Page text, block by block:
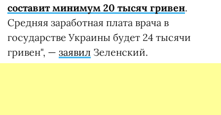
составит минимум 20 тысяч гривен.
Средняя заработная плата врача в
государстве Украины будет 24 тысячи
гривен", — заявил Зеленский.